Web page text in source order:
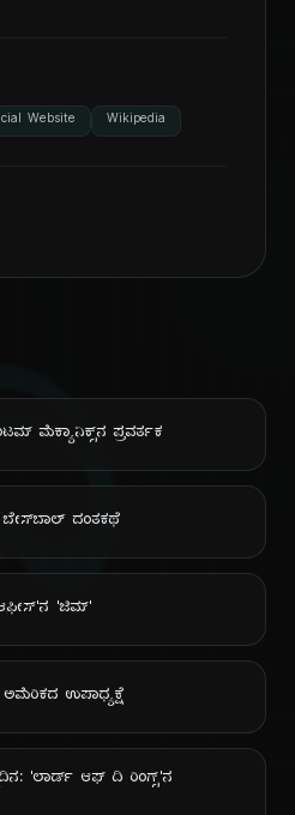
Website Wikipedia
ಮೆಕ್ಯಾನಿಕ್ಸ್‌ನ ಪ್ರವರ್ತಕ
ಬೇಸ್‌ಬಾಲ್ ದಂತಕಥೆ
ಆಫೀಸ್'ನ 'ಜಿಮ್'
ಉಪಾಧ್ಯಕ್ಷೆ
'ಲಾರ್ಡ್ ಆಫ್ ದಿ ರಿಂಗ್ಸ್'ನ